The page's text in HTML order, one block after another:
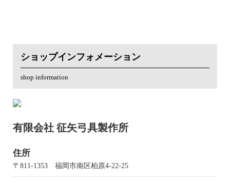
ショップインフォメーション
shop information
有限会社 征矢弓具製作所
住所
〒811-1353 福岡市南区柏原4-22-25